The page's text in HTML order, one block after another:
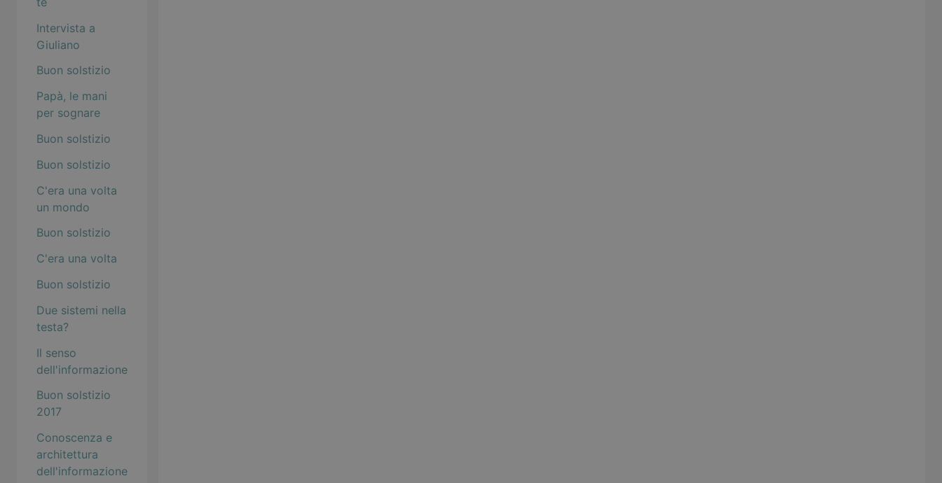
Intervista a
Giuliano
Buon solstizio
Papà, le mani
per sognare
Buon solstizio
Buon solstizio
C'era una volta
un mondo
Buon solstizio
C'era una volta
Buon solstizio
Due sistemi nella
testa?
Il senso
dell'informazione
Buon solstizio
2017
Conoscenza e
architettura
dell'informazione